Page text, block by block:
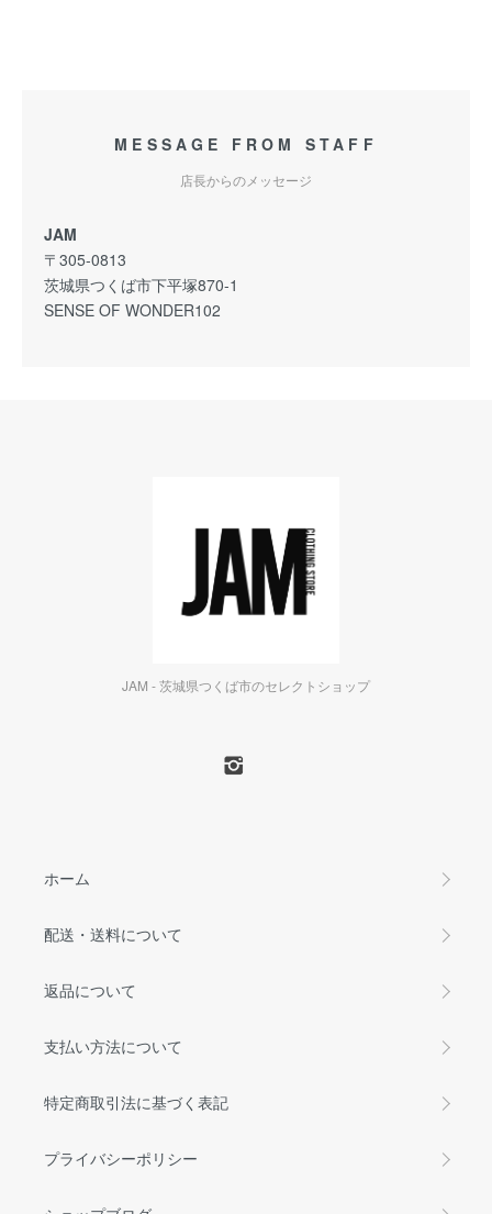
MESSAGE FROM STAFF
店長からのメッセージ
JAM
〒305-0813
茨城県つくば市下平塚870-1
SENSE OF WONDER102
JAM - 茨城県つくば市のセレクトショップ
ホーム
配送・送料について
返品について
支払い方法について
特定商取引法に基づく表記
プライバシーポリシー